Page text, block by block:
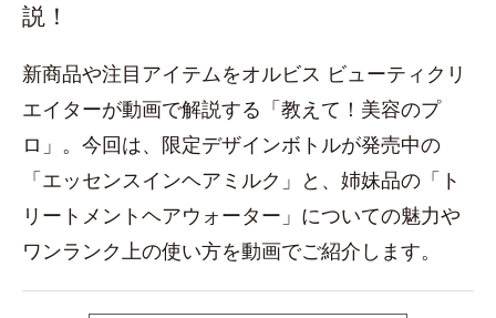
説！
新商品や注目アイテムをオルビス ビューティクリ
エイターが動画で解説する「教えて！美容のプ
ロ」。今回は、限定デザインボトルが発売中の
「エッセンスインヘアミルク」と、姉妹品の「ト
リートメントヘアウォーター」についての魅力や
ワンランク上の使い方を動画でご紹介します。